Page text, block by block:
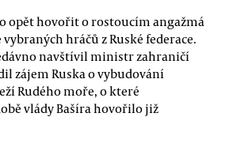
opět hovořit o rostoucím angažmá
hráčů z Ruské federace.
navštívil ministr zahraničí
zájem Ruska o vybudování
Rudého moře, o které
vlády Bašíra hovořilo již